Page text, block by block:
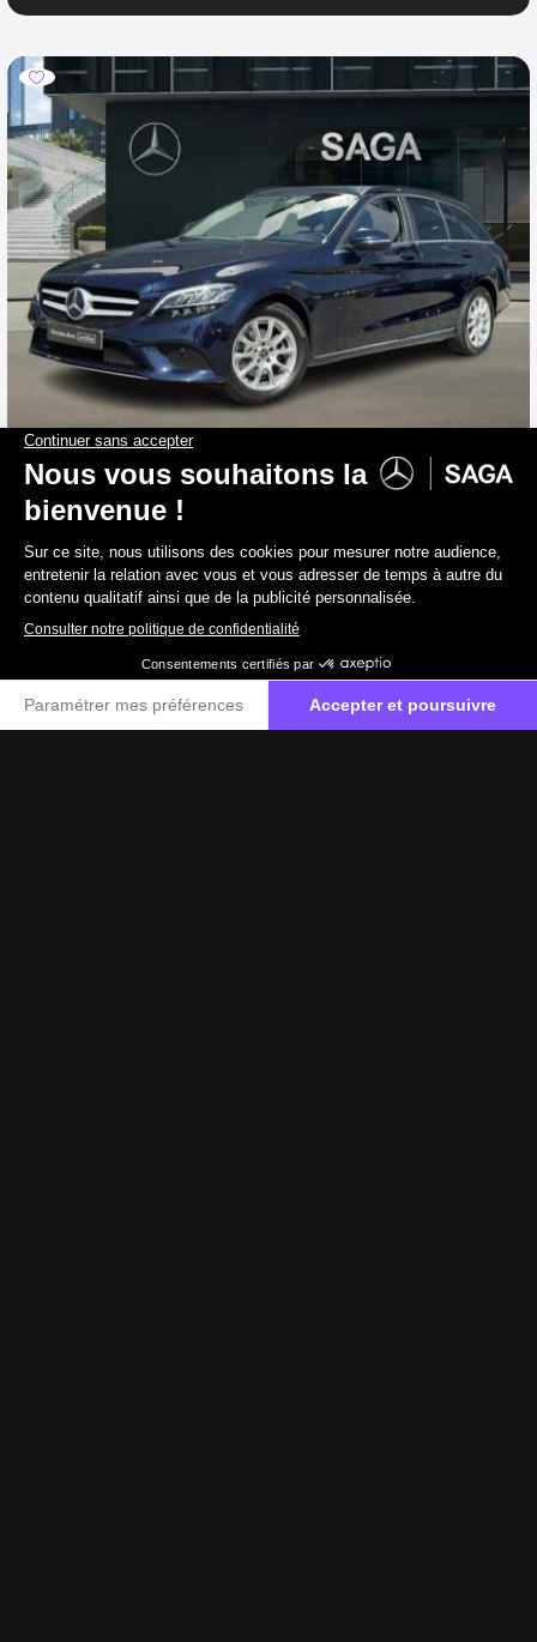
MERCEDES-BENZ C 180
d Break Luxury Line Boite auto
2019 96 770 km Diesel 139 g/km
19 890 € TTC